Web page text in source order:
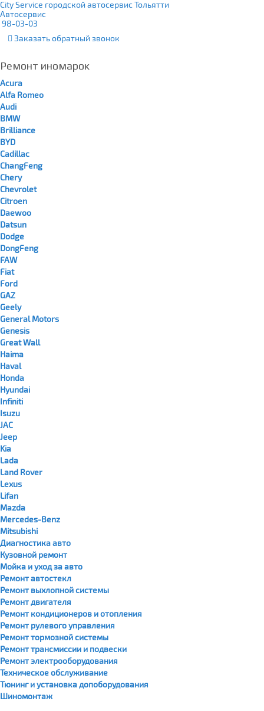
City Service городской автосервис Тольятти
Автосервис
98-03-03
Заказатьобратный звонок
Ремонт иномарок
Acura
Alfa Romeo
Audi
BMW
Brilliance
BYD
Cadillac
ChangFeng
Chery
Chevrolet
Citroen
Daewoo
Datsun
Dodge
DongFeng
FAW
Fiat
Ford
GAZ
Geely
General Motors
Genesis
Great Wall
Haima
Haval
Honda
Hyundai
Infiniti
Isuzu
JAC
Jeep
Kia
Lada
Land Rover
Lexus
Lifan
Mazda
Mercedes-Benz
Mitsubishi
Диагностика авто
Кузовной ремонт
Мойка и уход за авто
Ремонт автостекл
Ремонт выхлопной системы
Ремонт двигателя
Ремонт кондиционеров и отопления
Ремонт рулевого управления
Ремонт тормозной системы
Ремонт трансмиссии и подвески
Ремонт электрооборудования
Техническое обслуживание
Тюнинг и установка допоборудования
Шиномонтаж